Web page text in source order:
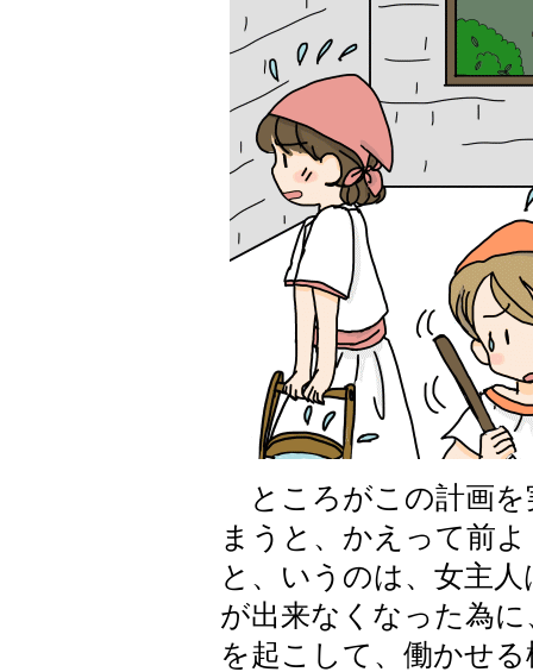
ところがこの計画を
まうと、かえって前
と、いうのは、女主
が出来なくなった為
を起こして、働かせ